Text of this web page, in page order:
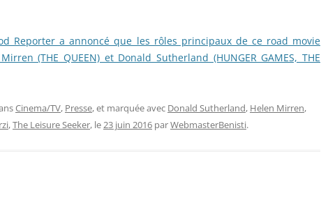
Reporter a annoncé que les rôles principaux de ce road movie
(THE QUEEN) et Donald Sutherland (HUNGER GAMES, THE
Cinema/TV, Presse, et marquée avec Donald Sutherland, Helen Mirren,
,The Leisure Seeker, le23 juin 2016 parWebmasterBenisti.